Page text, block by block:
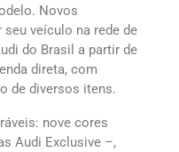
Novos
veículo na rede de
do Brasil a partir de
direta, com
de diversos itens.
nove cores
Audi Exclusive –,